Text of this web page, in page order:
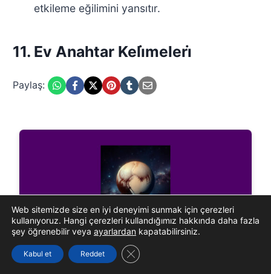
etkileme eğilimini yansıtır.
11. Ev Anahtar Keli̇meleri̇
Paylaş:
Plüton Burcu
Web sitemizde size en iyi deneyimi sunmak için çerezleri
kullanıyoruz. Hangi çerezleri kullandığımız hakkında daha fazla
şey öğrenebilir veya ayarlardan kapatabilirsiniz.
Kabul et Reddet GDPR çerez şeridini kapat